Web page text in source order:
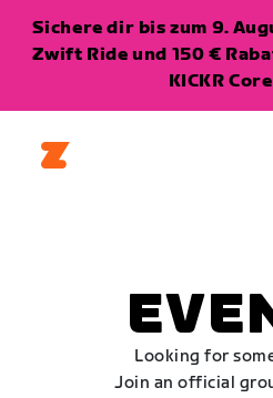
Sichere dir bis zum 9.
Zwift Ride und 150 €
KICKR
Looking for
Join an official